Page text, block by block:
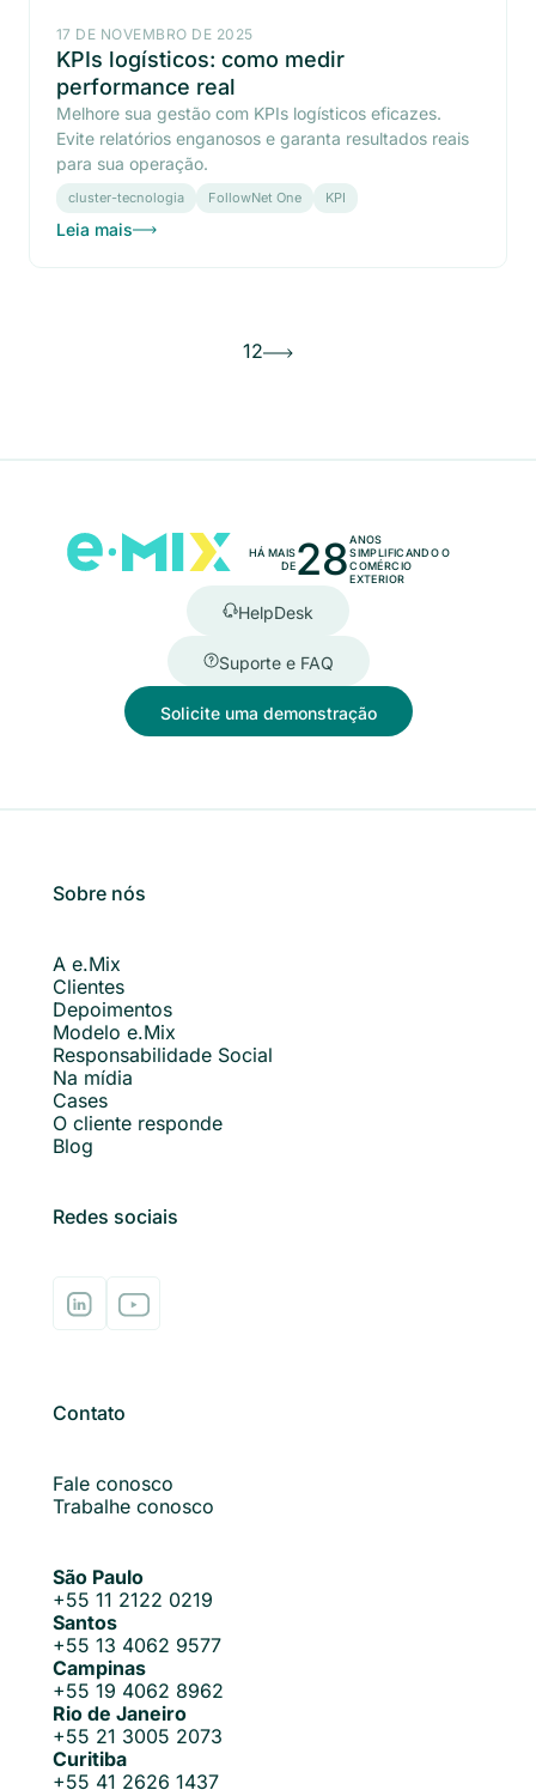
17 DE NOVEMBRO DE 2025
KPIs logísticos: como medir
performance real
Melhore sua gestão com KPIs logísticos eficazes.
Evite relatórios enganosos e garanta resultados reais
para sua operação.
cluster-tecnologia FollowNet One KPI
Leia mais
12
HÁ MAIS
DE28ANOS
SIMPLIFICANDO O
COMÉRCIO
EXTERIOR
HelpDesk
Suporte e FAQ
Solicite uma demonstração
Sobre nós
A e.Mix
Clientes
Depoimentos
Modelo e.Mix
Responsabilidade Social
Na mídia
Cases
O cliente responde
Blog
Redes sociais
Contato
Fale conosco
Trabalhe conosco
São Paulo
+55 11 2122 0219
Santos
+55 13 4062 9577
Campinas
+55 19 4062 8962
Rio de Janeiro
+55 21 3005 2073
Curitiba
+55 41 2626 1437